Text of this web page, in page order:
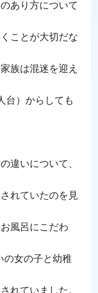
あり方について
ことが大切だな
族は混迷を迎え
台）からしても
違いについて、
れていたのを見
風呂にこだわ
の女の子と幼稚
れていました。